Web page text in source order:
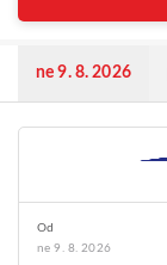
ne 9. 8. 2026
Od
ne 9. 8. 2026